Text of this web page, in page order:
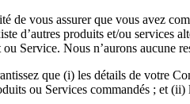
de vous assurer que vous avez
d’autres produits et/ou
Service. Nous n’aurons aucune
que (i) les détails de votre
ou Services commandés ; et